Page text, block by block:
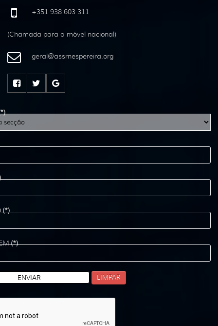
+351 938 603 311
(Chamada para a móvel nacional)
geral@assrnespereira.org
(*)
(*)
ENVIAR LIMPAR